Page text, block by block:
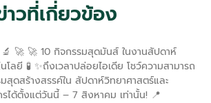
าวที่เกี่ยวข้อง
🚀 🚀 10 กิจกรรมสุดมันส์ ในงานสัปดาห์
โลยี 🧪 ✨ถึงเวลาปล่อยไอเดีย โชว์ความสามารถ
สุดสร้างสรรค์ใน สัปดาห์วิทยาศาสตร์และ
รได้ตั้งแต่วันนี้ – 7 สิงหาคม เท่านั้น! 📍